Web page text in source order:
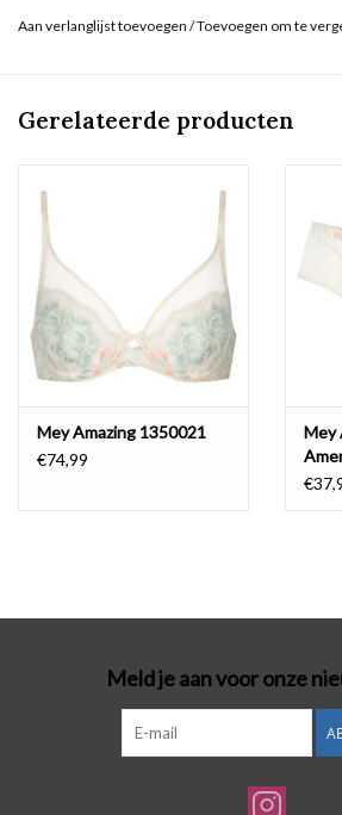
Aan verlanglijst toevoegen /Toevoegen om te
Gerelateerde producten
Mey Amazing 1350021
€74,99
Mey
Meld je aan voor onze